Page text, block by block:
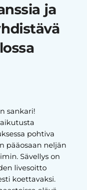
ja
sankari!
pohtiva
pääosaan neljän
Sävellys on
livesoitto
koettavaksi.